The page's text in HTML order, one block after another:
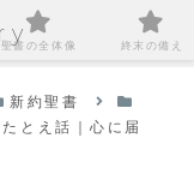
新約聖書
とえ話｜心に届
聖書の全体像 終末の備え